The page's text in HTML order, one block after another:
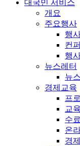
대국민 서비스
개요
주요행사
행
컨
행
뉴스레터
뉴
경제교육
프
교
수
온
경